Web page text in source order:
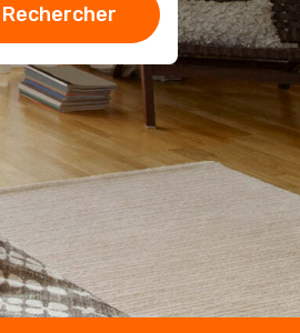
Rechercher